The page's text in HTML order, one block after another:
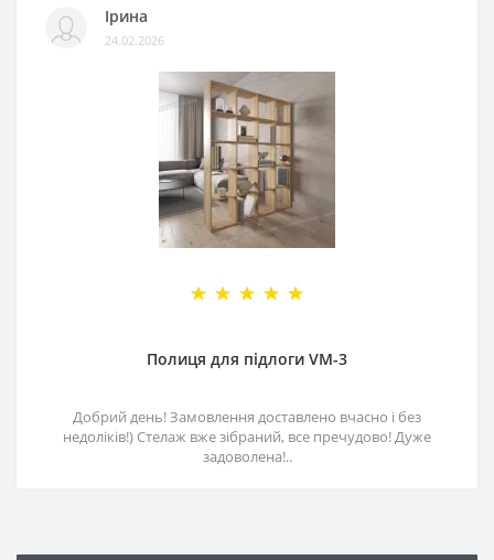
Ірина
24.02.2026
Полиця для підлоги VM-3
Добрий день! Замовлення доставлено вчасно і без
недоліків!) Стелаж вже зібраний, все пречудово! Дуже
задоволена!..